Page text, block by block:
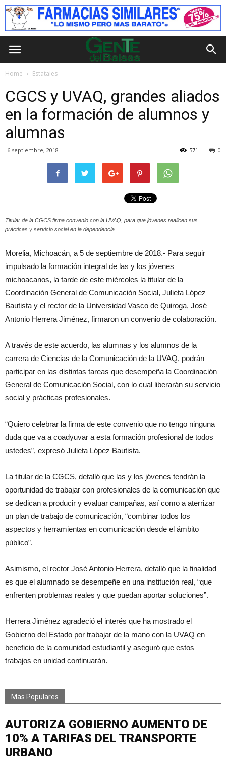
Home Estatales
CGCS y UVAQ, grandes aliados
en la formación de alumnos y
alumnas
6 septiembre, 2018 0
571
Titular de la CGCS firma convenio con la UVAQ, para que jóvenes realicen sus
prácticas y servicio social en la dependencia.
Morelia, Michoacán, a 5 de septiembre de 2018.- Para seguir
impulsado la formación integral de las y los jóvenes
michoacanos, la tarde de este miércoles la titular de la
Coordinación General de Comunicación Social, Julieta López
Bautista y el rector de la Universidad Vasco de Quiroga, José
Antonio Herrera Jiménez, firmaron un convenio de colaboración.
A través de este acuerdo, las alumnas y los alumnos de la
carrera de Ciencias de la Comunicación de la UVAQ, podrán
participar en las distintas tareas que desempeña la Coordinación
General de Comunicación Social, con lo cual liberarán su servicio
social y prácticas profesionales.
“Quiero celebrar la firma de este convenio que no tengo ninguna
duda que va a coadyuvar a esta formación profesional de todos
ustedes”, expresó Julieta López Bautista.
La titular de la CGCS, detalló que las y los jóvenes tendrán la
oportunidad de trabajar con profesionales de la comunicación que
se dedican a producir y evaluar campañas, así como a aterrizar
un plan de trabajo de comunicación, “combinar todos los
aspectos y herramientas en comunicación desde el ámbito
público”.
Asimismo, el rector José Antonio Herrera, detalló que la finalidad
es que el alumnado se desempeñe en una institución real, “que
enfrenten problemas reales y que puedan aportar soluciones”.
Herrera Jiménez agradeció el interés que ha mostrado el
Gobierno del Estado por trabajar de la mano con la UVAQ en
beneficio de la comunidad estudiantil y aseguró que estos
trabajos en unidad continuarán.
Mas Populares
AUTORIZA GOBIERNO AUMENTO DE
10% A TARIFAS DEL TRANSPORTE
URBANO